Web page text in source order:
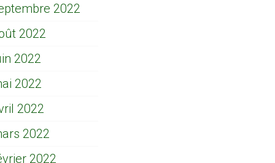
2022
2022
2022
2022
2022
2022
2022